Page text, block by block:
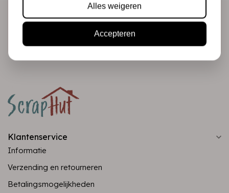
Klantenservice
Informatie
Verzending en retourneren
Betalingsmogelijkheden
Alles weigeren
Accepteren